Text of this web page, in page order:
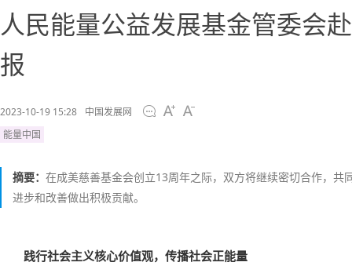
人民能量公益发展基金管委会
报
2023-10-19 15:28
中国发展网
能量中国
摘要： 在成美慈善基金会创立13周年之际，双方将继续密切合作，共
进步和改善做出积极贡献。
践行社会主义核心价值观，传播社会正能量